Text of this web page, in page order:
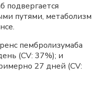
подвергается
путями, метаболизм
пембролизумаба
(CV: 37%); и
27 дней (CV: